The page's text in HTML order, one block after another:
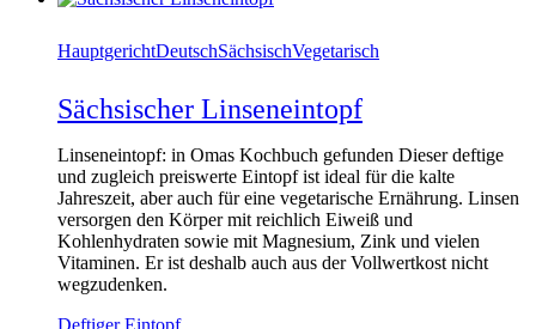
HauptgerichtDeutschSächsischVegetarisch
Sächsischer Linseneintopf
Linseneintopf: in Omas Kochbuch gefunden Dieser deftige
und zugleich preiswerte Eintopf ist ideal für die kalte
Jahreszeit, aber auch für eine vegetarische Ernährung. Linsen
versorgen den Körper mit reichlich Eiweiß und
Kohlenhydraten sowie mit Magnesium, Zink und vielen
Vitaminen. Er ist deshalb auch aus der Vollwertkost nicht
wegzudenken.